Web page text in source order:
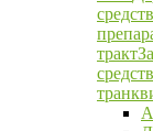
тракт